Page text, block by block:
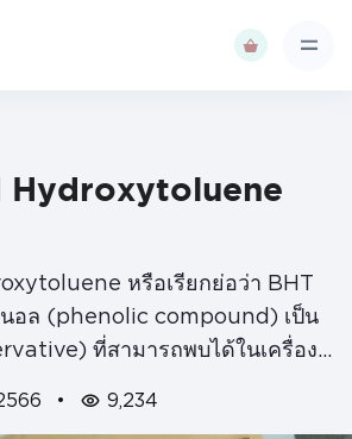
Hydroxytoluene
หรือเรียกย่อว่า BHT
นอล (phenolic compound) เป็น
ที่สามารถพบได้ในเครื่อง
• 9,234